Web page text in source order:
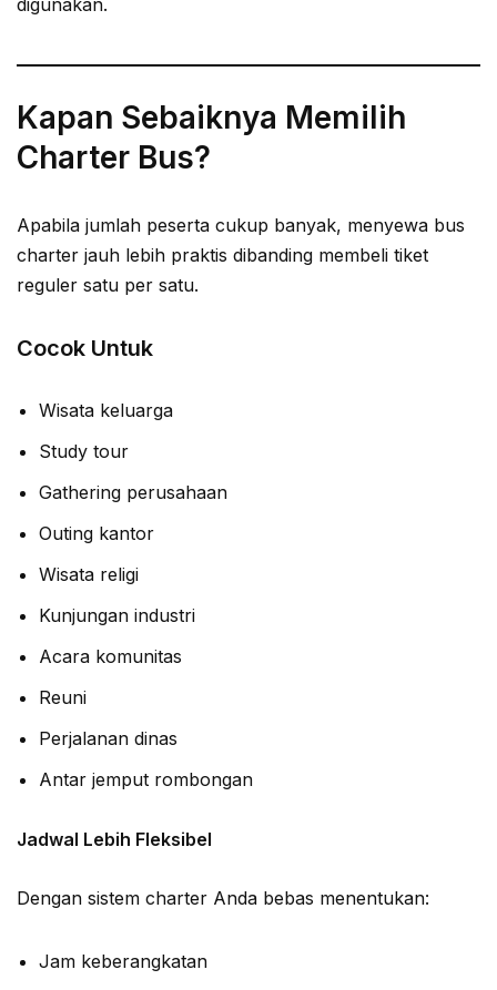
digunakan.
Kapan Sebaiknya Memilih
Charter Bus?
Apabila jumlah peserta cukup banyak, menyewa bus
charter jauh lebih praktis dibanding membeli tiket
reguler satu per satu.
Cocok Untuk
Wisata keluarga
Study tour
Gathering perusahaan
Outing kantor
Wisata religi
Kunjungan industri
Acara komunitas
Reuni
Perjalanan dinas
Antar jemput rombongan
Jadwal Lebih Fleksibel
Dengan sistem charter Anda bebas menentukan:
Jam keberangkatan